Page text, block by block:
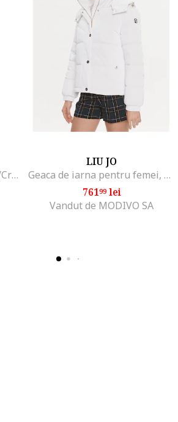
Rochie-camasa mini, Negru/Crem
LIU JO
Geaca de iarna pentru femei, sport, Poliester, L INTL, Alb,
76199lei
Vandut de MODIVO SA